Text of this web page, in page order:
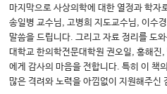
마지막으로 사상의학에 대한 열정과 학자
송일병 교수님, 고병희 지도교수님, 이수
말씀을 드립니다. 그리고 자료 정리를 도
대학교 한의학전문대학원 권오일, 홍해
에게 감사의 마음을 전합니다. 특히 이 책
많은 격려와 노력을 아낌없이 지원해주신